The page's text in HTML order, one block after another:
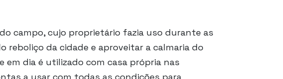
campo, cujo proprietário fazia uso durante as
da cidade e aproveitar a calmaria do
em dia é utilizado com casa própria nas